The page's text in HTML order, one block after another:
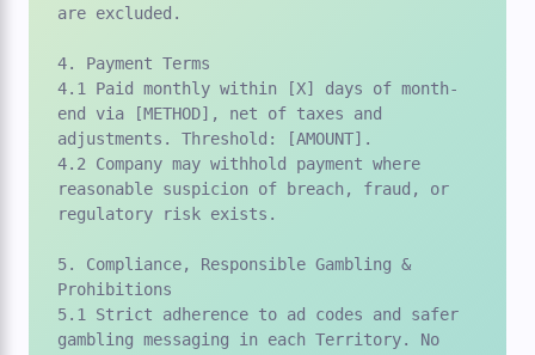
are excluded.
4. Payment Terms
4.1 Paid monthly within [X] days of month-
end via [METHOD], net of taxes and
adjustments. Threshold: [AMOUNT].
4.2 Company may withhold payment where
reasonable suspicion of breach, fraud, or
regulatory risk exists.
5. Compliance, Responsible Gambling &
Prohibitions
5.1 Strict adherence to ad codes and safer
gambling messaging in each Territory. No